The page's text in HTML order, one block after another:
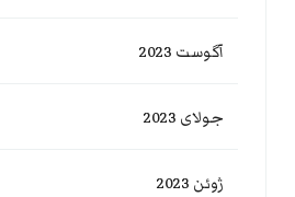
آگوست 2023
جولای 2023
ژوئن 2023